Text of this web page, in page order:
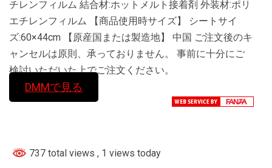
チレンフィルム 結合材:ホットメルト接着剤 外装材:ポリ
エチレンフィルム 【商品使用時サイズ】 シートサイ
ズ:60×44cm 【原産国または製造地】 中国 ご注文後のキ
ャンセルは原則、承っておりません。 事前に十分にご
検討いただいた上でご注文ください。
DMMで見る
737 total views , 1 views today